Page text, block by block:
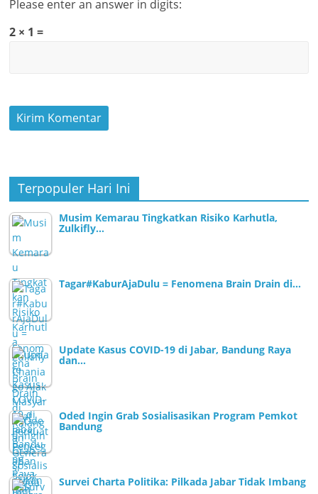
Please enter an answer in digits:
2 × 1 =
Terpopuler Hari Ini
Musim Kemarau Tingkatkan Risiko Karhutla,
Zulkifly…
Tagar#KaburAjaDulu = Fenomena Brain Drain di…
Update Kasus COVID-19 di Jabar, Bandung Raya
dan…
Oded Ingin Grab Sosialisasikan Program Pemkot
Bandung
Survei Charta Politika: Pilkada Jabar Tidak Imbang